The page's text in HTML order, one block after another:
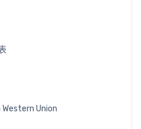
Western Union